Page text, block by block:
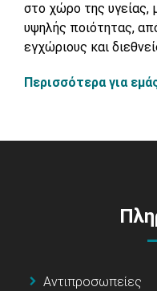
στο χώρο της υγείας,
υψηλής ποιότητας,
εγχώριους και
Περισσότερα για
Αντιπροσωπείες